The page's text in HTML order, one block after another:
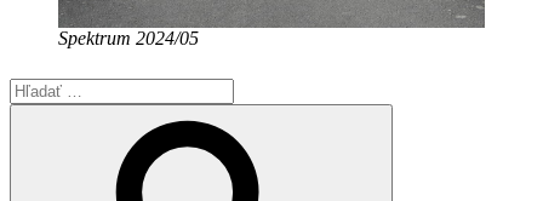
Spektrum 2024/05
Hľadať: